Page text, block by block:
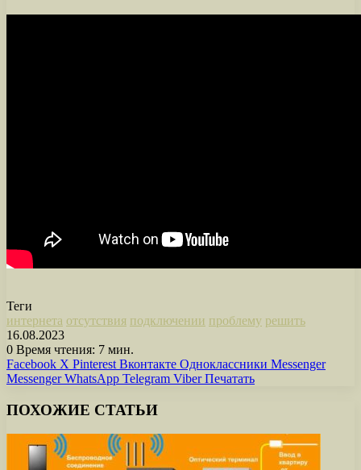
Теги
интернета отсутствия подключении проблему решить
16.08.2023
0 Время чтения: 7 мин.
Facebook X Pinterest Вконтакте Одноклассники Messenger
Messenger WhatsApp Telegram Viber Печатать
ПОХОЖИЕ СТАТЬИ